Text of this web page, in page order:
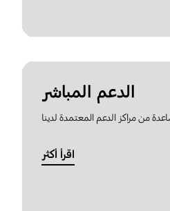
الدعم المباشر
من مراكز الدعم المعتمدة لدينا
اقرأ أكثر